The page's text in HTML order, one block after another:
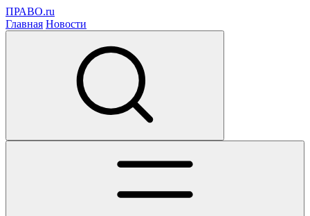
ПРАВО.ru
Главная Новости